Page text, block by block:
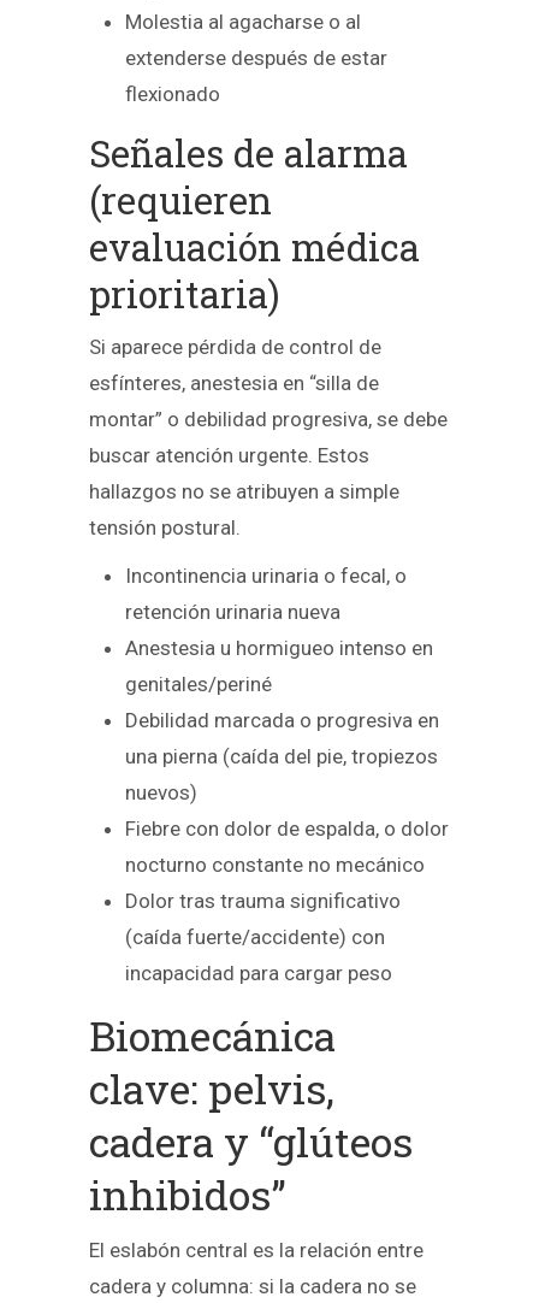
Molestia al agacharse o al
extenderse después de estar
flexionado
Señales de alarma
(requieren
evaluación médica
prioritaria)
Si aparece pérdida de control de
esfínteres, anestesia en “silla de
montar” o debilidad progresiva, se debe
buscar atención urgente. Estos
hallazgos no se atribuyen a simple
tensión postural.
Incontinencia urinaria o fecal, o
retención urinaria nueva
Anestesia u hormigueo intenso en
genitales/periné
Debilidad marcada o progresiva en
una pierna (caída del pie, tropiezos
nuevos)
Fiebre con dolor de espalda, o dolor
nocturno constante no mecánico
Dolor tras trauma significativo
(caída fuerte/accidente) con
incapacidad para cargar peso
Biomecánica
clave: pelvis,
cadera y “glúteos
inhibidos”
El eslabón central es la relación entre
cadera y columna: si la cadera no se